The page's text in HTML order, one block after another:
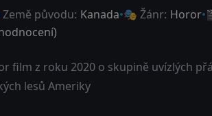
původu: Kanada 🎭 Žánr: Horor
film z roku 2020 o skupině uvízlých
lesů Ameriky